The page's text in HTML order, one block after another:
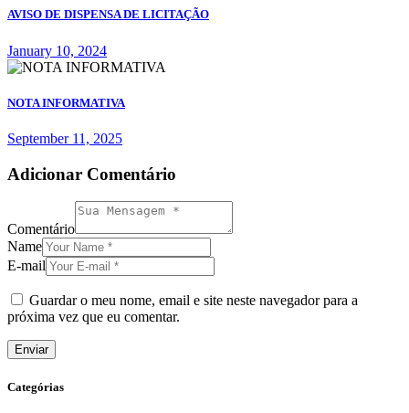
AVISO DE DISPENSA DE LICITAÇÃO
January 10, 2024
NOTA INFORMATIVA
September 11, 2025
Adicionar Comentário
Comentário
Name
E-mail
Guardar o meu nome, email e site neste navegador para a
próxima vez que eu comentar.
Categórias